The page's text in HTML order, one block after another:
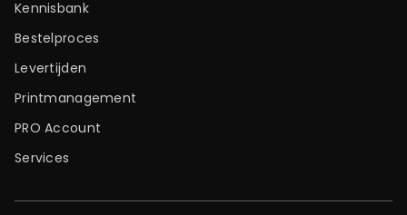
Kennisbank
Bestelproces
Levertijden
Printmanagement
PRO Account
Services